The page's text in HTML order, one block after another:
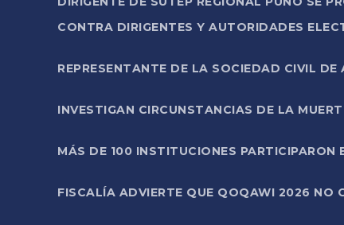
CONTRA DIRIGENTES Y AUTORIDADES
REPRESENTANTE DE LA SOCIEDAD CIVIL
INVESTIGAN CIRCUNSTANCIAS DE LA
MÁS DE 100 INSTITUCIONES
FISCALÍA ADVIERTE QUE QOQAWI 2026 NO